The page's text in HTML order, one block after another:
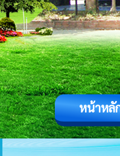
หน้าหลั